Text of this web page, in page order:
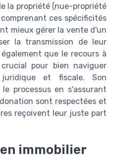
la propriété (nue-propriété
ces spécificités
mieux gérer la vente d'un
la transmission de leur
que le recours à
pour bien naviguer
et fiscale. Son
processus en s'assurant
sont respectées et
reçoivent leur juste part
immobilier